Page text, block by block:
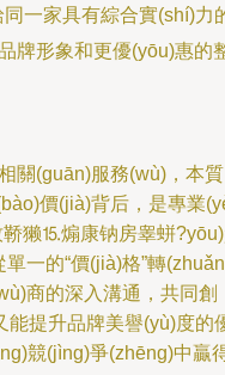
一家具有綜合實(shí)力
牌形象和更優(yōu)惠的
關(guān)服務(wù)，本質
價(jià)背后，是專業
獭⒖煽康钠房睾蛢
一的“價(jià)格”轉
商的深入溝通，共同創
能提升品牌美譽(yù)度的
競(jìng)爭(zhēng)中贏